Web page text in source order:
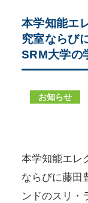
本学知能エ
究室ならび
SRM大学の
お知らせ
本学知能エレ
ならびに藤田
ンドのスリ・